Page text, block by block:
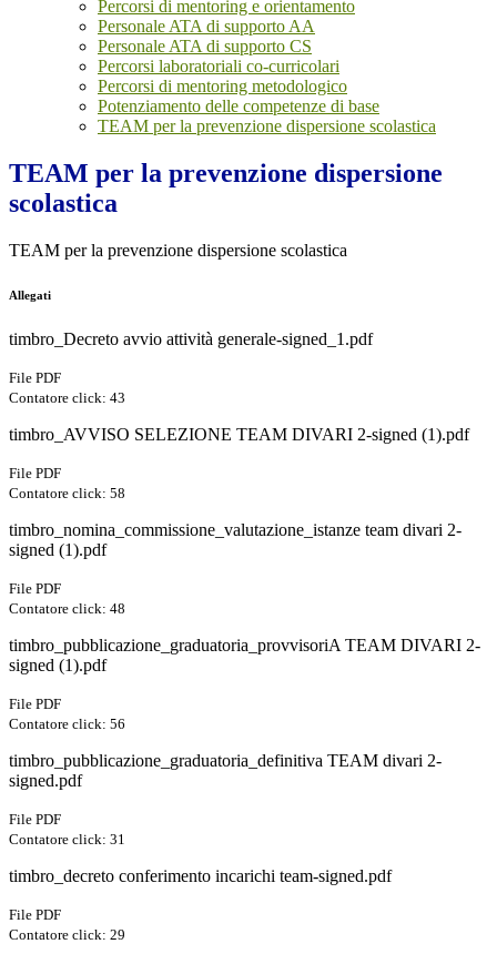
Percorsi di mentoring e orientamento
Personale ATA di supporto AA
Personale ATA di supporto CS
Percorsi laboratoriali co-curricolari
Percorsi di mentoring metodologico
Potenziamento delle competenze di base
TEAM per la prevenzione dispersione scolastica
TEAM per la prevenzione dispersione
scolastica
TEAM per la prevenzione dispersione scolastica
Allegati
timbro_Decreto avvio attività generale-signed_1.pdf
File PDF
Contatore click: 43
timbro_AVVISO SELEZIONE TEAM DIVARI 2-signed (1).pdf
File PDF
Contatore click: 58
timbro_nomina_commissione_valutazione_istanze team divari 2-
signed (1).pdf
File PDF
Contatore click: 48
timbro_pubblicazione_graduatoria_provvisoriA TEAM DIVARI 2-
signed (1).pdf
File PDF
Contatore click: 56
timbro_pubblicazione_graduatoria_definitiva TEAM divari 2-
signed.pdf
File PDF
Contatore click: 31
timbro_decreto conferimento incarichi team-signed.pdf
File PDF
Contatore click: 29